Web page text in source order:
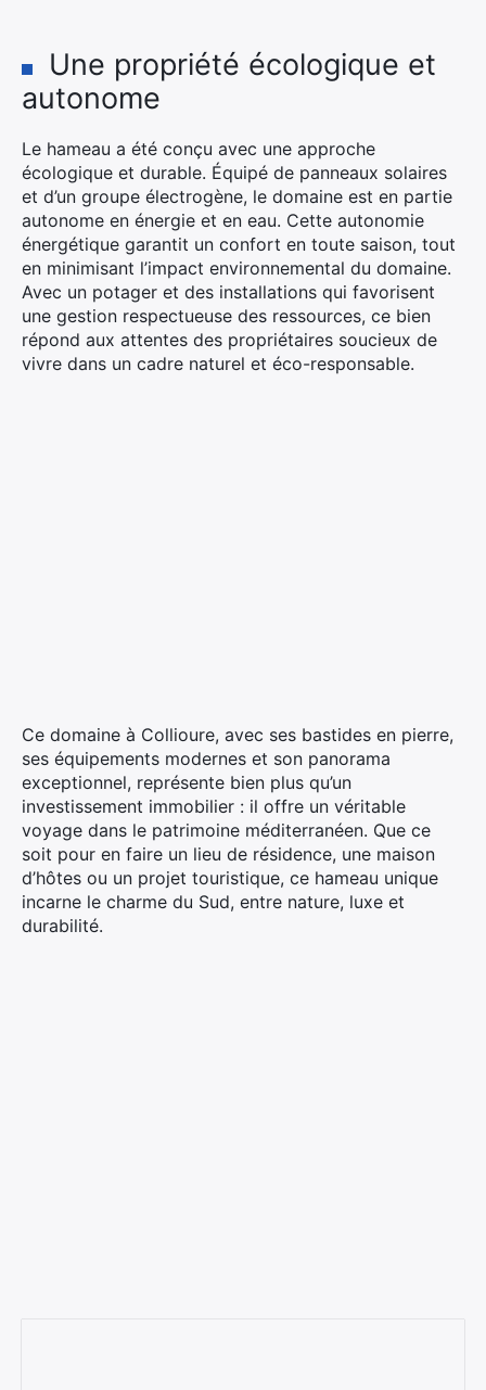
Une propriété écologique et
autonome
Le hameau a été conçu avec une approche
écologique et durable. Équipé de panneaux solaires
et d’un groupe électrogène, le domaine est en partie
autonome en énergie et en eau. Cette autonomie
énergétique garantit un confort en toute saison, tout
en minimisant l’impact environnemental du domaine.
Avec un potager et des installations qui favorisent
une gestion respectueuse des ressources, ce bien
répond aux attentes des propriétaires soucieux de
vivre dans un cadre naturel et éco-responsable.
Ce domaine à Collioure, avec ses bastides en pierre,
ses équipements modernes et son panorama
exceptionnel, représente bien plus qu’un
investissement immobilier : il offre un véritable
voyage dans le patrimoine méditerranéen. Que ce
soit pour en faire un lieu de résidence, une maison
d’hôtes ou un projet touristique, ce hameau unique
incarne le charme du Sud, entre nature, luxe et
durabilité.